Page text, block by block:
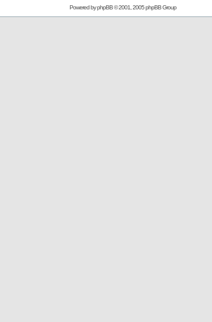
Powered byphpBB© 2001, 2005 phpBB Group